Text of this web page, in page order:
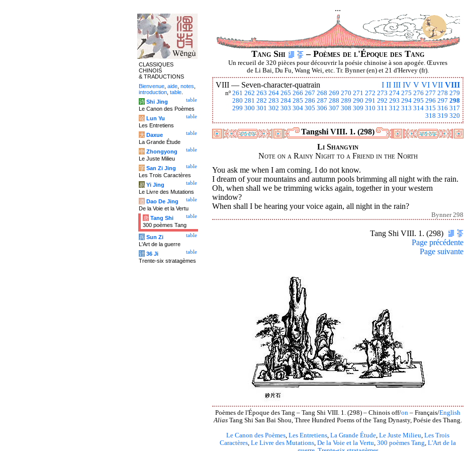
...
Tang Shi – Poèmes de l'Époque des Tang
Un recueil de 320 pièces pour découvrir la poésie chinoise à son apogée. Œuvres
de Li Bai, Du Fu, Wang Wei, etc. Tr. Bynner (en) et 21 d'Hervey (fr).
I II III IV V VI VII VIII
VIII — Seven-character-quatrain
nº 261 262 263 264 265 266 267 268 269 270 271 272 273 274 275 276 277 278 279
280 281 282 283 284 285 286 287 288 289 290 291 292 293 294 295 296 297 298
299 300 301 302 303 304 305 306 307 308 309 310 311 312 313 314 315 316 317
318 319 320
Tangshi VIII. 1. (298)
Li Shangyin
Note on a Rainy Night to a Friend in the North
You ask me when I am coming. I do not know.
I dream of your mountains and autumn pools brimming all night with the rain.
Oh, when shall we be trimming wicks again, together in your western
window?
When shall I be hearing your voice again, all night in the rain?
Bynner 298
Tang Shi VIII. 1. (298)
Page précédente
Page suivante
Poèmes de l'Époque des Tang – Tang Shi VIII. 1. (298) – Chinois off/on – Français/English
Alias Tang Shi San Bai Shou, Three Hundred Poems of the Tang Dynasty, Poésie des Thang.
Le Canon des Poèmes, Les Entretiens, La Grande Étude, Le Juste Milieu, Les Trois
Caractères, Le Livre des Mutations, De la Voie et la Vertu, 300 poèmes Tang, L'Art de la
CLASSIQUES
CHINOIS
& TRADUCTIONS
Bienvenue aide notes
introduction table
table
诗 Shi Jing
Le Canon des Poèmes
table
论 Lun Yu
Les Entretiens
table
大 Daxue
La Grande Étude
table
中 Zhongyong
Le Juste Milieu
table
字 San Zi Jing
Les Trois Caractères
table
易 Yi Jing
Le Livre des Mutations
table
道 Dao De Jing
De la Voie et la Vertu
table
唐 Tang Shi
300 poèmes Tang
table
兵 Sun Zi
L'Art de la guerre
table
计 36 Ji
Trente-six stratagèmes